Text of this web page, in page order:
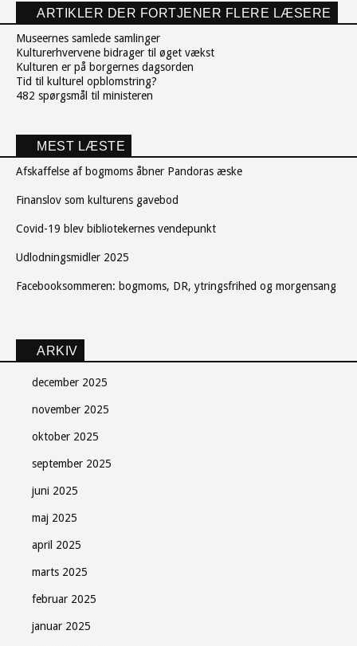
ARTIKLER DER FORTJENER FLERE LÆSERE
Museernes samlede samlinger
Kulturerhvervene bidrager til øget vækst
Kulturen er på borgernes dagsorden
Tid til kulturel opblomstring?
482 spørgsmål til ministeren
MEST LÆSTE
Afskaffelse af bogmoms åbner Pandoras æske
Finanslov som kulturens gavebod
Covid-19 blev bibliotekernes vendepunkt
Udlodningsmidler 2025
Facebooksommeren: bogmoms, DR, ytringsfrihed og morgensang
ARKIV
december 2025
november 2025
oktober 2025
september 2025
juni 2025
maj 2025
april 2025
marts 2025
februar 2025
januar 2025